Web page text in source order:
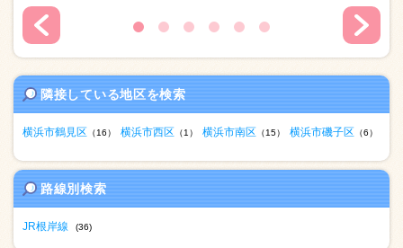
隣接している地区を検索
横浜市鶴見区 （16） 横浜市西区 （1） 横浜市南区 （15） 横浜市磯子区 （6）
路線別検索
JR根岸線 (36)